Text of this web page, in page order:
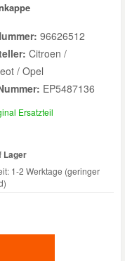
96626512
Citroen /
/ Opel
EP5487136
Ersatzteil
Lager
1-2 Werktage (geringer